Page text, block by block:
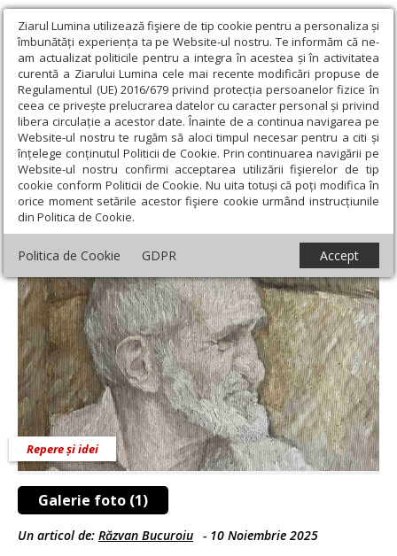
Ziarul Lumina utilizează fişiere de tip cookie pentru a personaliza și
îmbunătăți experiența ta pe Website-ul nostru. Te informăm că ne-
am actualizat politicile pentru a integra în acestea și în activitatea
curentă a Ziarului Lumina cele mai recente modificări propuse de
Regulamentul (UE) 2016/679 privind protecția persoanelor fizice în
ceea ce privește prelucrarea datelor cu caracter personal și privind
libera circulație a acestor date. Înainte de a continua navigarea pe
Website-ul nostru te rugăm să aloci timpul necesar pentru a citi și
înțelege conținutul Politicii de Cookie. Prin continuarea navigării pe
Website-ul nostru confirmi acceptarea utilizării fişierelor de tip
cookie conform Politicii de Cookie. Nu uita totuși că poți modifica în
orice moment setările acestor fişiere cookie urmând instrucțiunile
din Politica de Cookie.
Politica de Cookie GDPR Accept
Ziarul Lumina › Opinii › Repere și idei › O dinastie de artiști
bălgrădeni
O dinastie de artiști bălgrădeni
Galerie foto (1)
Repere și idei
Un articol de: Răzvan Bucuroiu - 10 Noiembrie 2025